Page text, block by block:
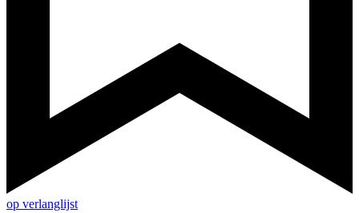
op verlanglijst